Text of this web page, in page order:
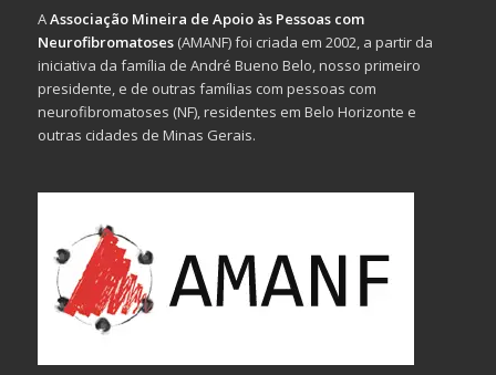
AAssociação Mineira de Apoio às Pessoas com
Neurofibromatoses(AMANF) foi criada em 2002, a partir da
iniciativa da família de André Bueno Belo, nosso primeiro
presidente, e de outras famílias com pessoas com
neurofibromatoses (NF), residentes em Belo Horizonte e
outras cidades de Minas Gerais.